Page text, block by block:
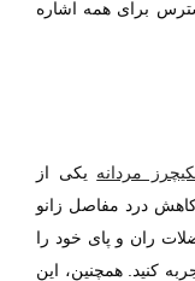
برای همه اشاره
مردانه یکی از
کاهش درد مفاصل زانو
ران و پای خود را
کنید. همچنین، این